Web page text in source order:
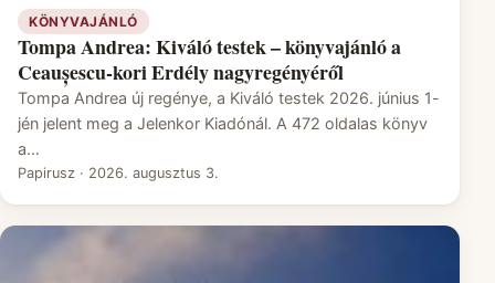
KÖNYVAJÁNLÓ
Tompa Andrea: Kiváló testek – könyvajánló a
Ceaușescu-kori Erdély nagyregényéről
Tompa Andrea új regénye, a Kiváló testek 2026. június 1-
jén jelent meg a Jelenkor Kiadónál. A 472 oldalas könyv
a…
Papirusz · 2026. augusztus 3.